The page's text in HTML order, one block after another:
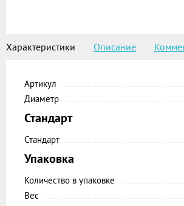
Характеристики Описание
Артикул
Диаметр
Стандарт
Стандарт
Упаковка
Количество в упаковке
Вес